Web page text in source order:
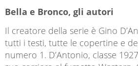
Bella e Bronco, gli autori
Il creatore della serie è Gino
tutti i testi, tutte le copertine e
numero 1. D’Antonio, classe